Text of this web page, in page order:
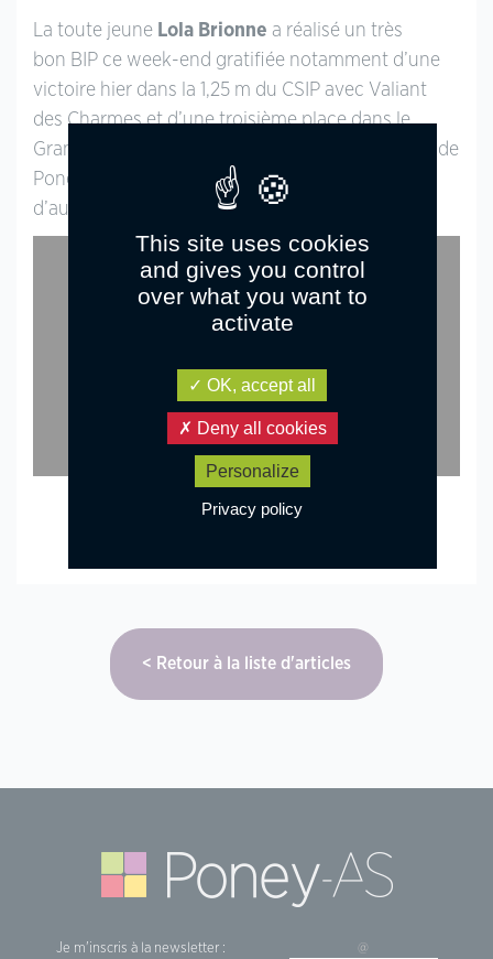
La toute jeune Lola Brionne a réalisé un très
bon BIP ce week-end gratifiée notamment d’une
victoire hier dans la 1,25 m du CSIP avec Valiant
des Charmes et d’une troisième place dans le
Grand Prix des 7 ans avec Clémentine. Au micro de
Poney As, elle analyse son Grand Prix
d’aujourd’hui et parle de ses objectifs.
Retour à la liste d'articles
Je m'inscris à la newsletter :
This site uses cookies
and gives you control
over what you want to
activate
OK, accept all
Deny all cookies
Personalize
Privacy policy